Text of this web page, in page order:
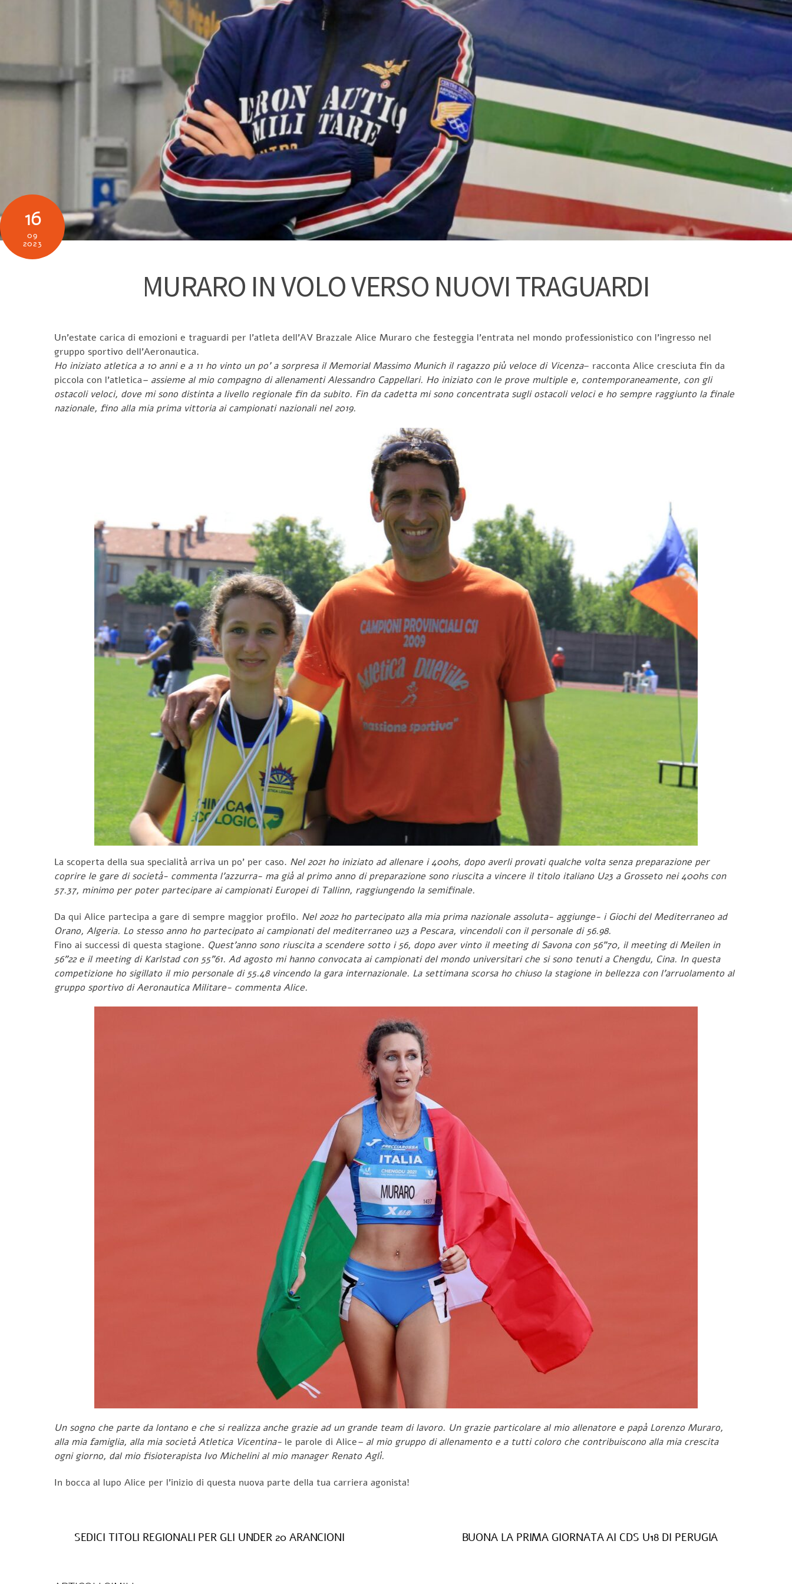
16
09
2023
MURARO IN VOLO VERSO NUOVI TRAGUARDI
Un’estate carica di emozioni e traguardi per l’atleta dell’AV Brazzale Alice Muraro che festeggia l’entrata nel mondo professionistico con l’ingresso nel
gruppo sportivo dell’Aeronautica.
Ho iniziato atletica a 10 anni e a 11 ho vinto un po’ a sorpresa il Memorial Massimo Munich il ragazzo più veloce di Vicenza– racconta Alice cresciuta fin da
piccola con l’atletica– assieme al mio compagno di allenamenti Alessandro Cappellari. Ho iniziato con le prove multiple e, contemporaneamente, con gli
ostacoli veloci, dove mi sono distinta a livello regionale fin da subito. Fin da cadetta mi sono concentrata sugli ostacoli veloci e ho sempre raggiunto la finale
nazionale, fino alla mia prima vittoria ai campionati nazionali nel 2019.
La scoperta della sua specialità arriva un po’ per caso. Nel 2021 ho iniziato ad allenare i 400hs, dopo averli provati qualche volta senza preparazione per
coprire le gare di società- commenta l’azzurra- ma già al primo anno di preparazione sono riuscita a vincere il titolo italiano U23 a Grosseto nei 400hs con
57.37, minimo per poter partecipare ai campionati Europei di Tallinn, raggiungendo la semifinale.
Da qui Alice partecipa a gare di sempre maggior profilo. Nel 2022 ho partecipato alla mia prima nazionale assoluta- aggiunge- i Giochi del Mediterraneo ad
Orano, Algeria. Lo stesso anno ho partecipato ai campionati del mediterraneo u23 a Pescara, vincendoli con il personale di 56.98.
Fino ai successi di questa stagione. Quest’anno sono riuscita a scendere sotto i 56, dopo aver vinto il meeting di Savona con 56”70, il meeting di Meilen in
56”22 e il meeting di Karlstad con 55”61. Ad agosto mi hanno convocata ai campionati del mondo universitari che si sono tenuti a Chengdu, Cina. In questa
competizione ho sigillato il mio personale di 55.48 vincendo la gara internazionale. La settimana scorsa ho chiuso la stagione in bellezza con l’arruolamento al
gruppo sportivo di Aeronautica Militare- commenta Alice.
Un sogno che parte da lontano e che si realizza anche grazie ad un grande team di lavoro. Un grazie particolare al mio allenatore e papà Lorenzo Muraro,
alla mia famiglia, alla mia società Atletica Vicentina- le parole di Alice– al mio gruppo di allenamento e a tutti coloro che contribuiscono alla mia crescita
ogni giorno, dal mio fisioterapista Ivo Michelini al mio manager Renato Aglì.
In bocca al lupo Alice per l’inizio di questa nuova parte della tua carriera agonista!
SEDICI TITOLI REGIONALI PER GLI UNDER 20 ARANCIONI BUONA LA PRIMA GIORNATA AI CDS U18 DI PERUGIA